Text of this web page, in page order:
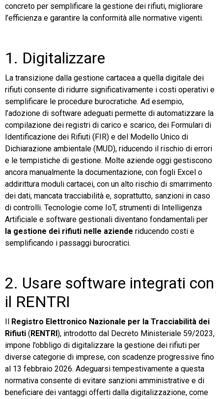
concreto per semplificare la gestione dei rifiuti, migliorare
l’efficienza e garantire la conformità alle normative vigenti.
1. Digitalizzare
La transizione dalla gestione cartacea a quella digitale dei
rifiuti consente di ridurre significativamente i costi operativi e
semplificare le procedure burocratiche. Ad esempio,
l’adozione di software adeguati permette di automatizzare la
compilazione dei registri di carico e scarico, dei Formulari di
Identificazione dei Rifiuti (FIR) e del Modello Unico di
Dichiarazione ambientale (MUD), riducendo il rischio di errori
e le tempistiche di gestione. Molte aziende oggi gestiscono
ancora manualmente la documentazione, con fogli Excel o
addirittura moduli cartacei, con un alto rischio di smarrimento
dei dati, mancata tracciabilità e, soprattutto, sanzioni in caso
di controlli. Tecnologie come IoT, strumenti di Intelligenza
Artificiale e software gestionali diventano fondamentali per
la gestione dei rifiuti nelle aziende riducendo costi e
semplificando i passaggi burocratici.
2. Usare software integrati con
il RENTRI
Registro Elettronico Nazionale per la Tracciabilità dei
Rifiuti ( RENTRI ), introdotto dal Decreto Ministeriale 59/2023,
impone l’obbligo di digitalizzare la gestione dei rifiuti per
diverse categorie di imprese, con scadenze progressive fino
al 13 febbraio 2026. Adeguarsi tempestivamente a questa
normativa consente di evitare sanzioni amministrative e di
beneficiare dei vantaggi offerti dalla digitalizzazione, come